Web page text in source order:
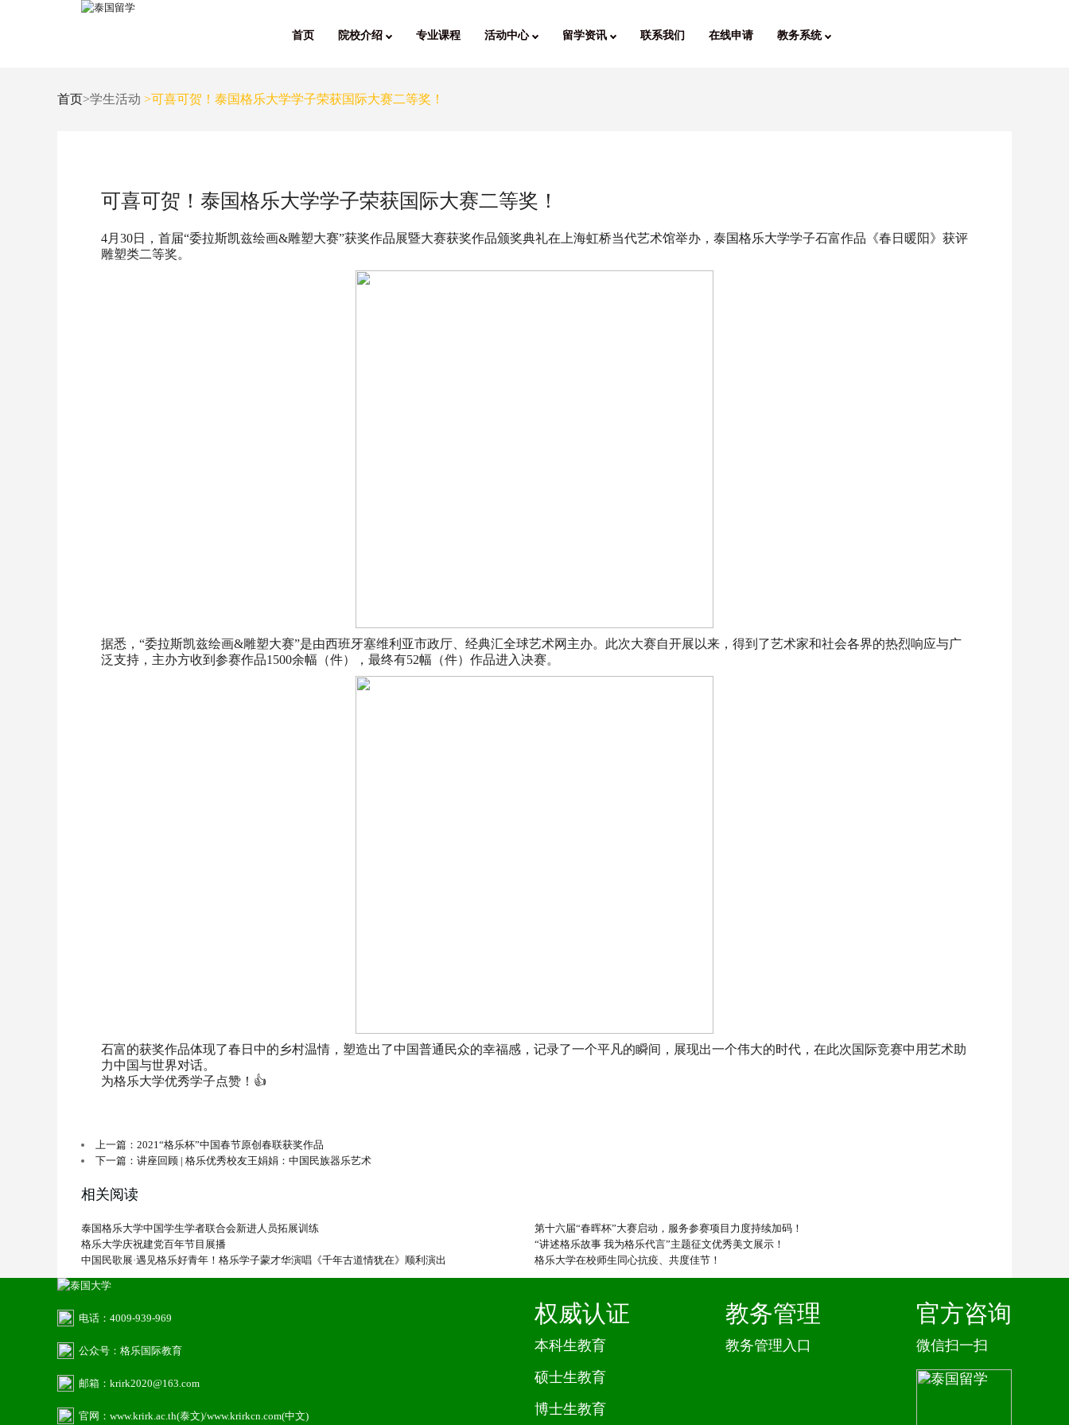
首页 院校介绍 专业课程 活动中心 留学资讯 联系我们 在线申请 教务系统
首页>学生活动 >可喜可贺！泰国格乐大学学子荣获国际大赛二等奖！
可喜可贺！泰国格乐大学学子荣获国际大赛二等奖！
4月30日，首届“委拉斯凯兹绘画&雕塑大赛”获奖作品展暨大赛获奖作品颁奖典礼在上海虹桥当代艺术馆举办， 泰国格乐大学学子石富作品《春日暖阳》获评
雕塑类二等奖。
据悉，“委拉斯凯兹绘画&雕塑大赛”是由西班牙塞维利亚市政厅、经典汇全球艺术网主办。此次大赛自开展以来，得到了艺术家和社会各界的热烈响应与广
泛支持，主办方收到参赛作品1500余幅（件），最终有52幅（件）作品进入决赛。
石富的获奖作品体现了春日中的乡村温情，塑造出了中国普通民众的幸福感，记录了一个平凡的瞬间，展现出一个伟大的时代，在此次国际竞赛中用艺术助
力中国与世界对话。
为格乐大学优秀学子点赞！👍
上一篇：2021“格乐杯”中国春节原创春联获奖作品
下一篇：讲座回顾 | 格乐优秀校友王娟娟：中国民族器乐艺术
相关阅读
泰国格乐大学中国学生学者联合会新进人员拓展训练
第十六届“春晖杯”大赛启动，服务参赛项目力度持续加码！
格乐大学庆祝建党百年节目展播
“讲述格乐故事 我为格乐代言”主题征文优秀美文展示！
中国民歌展·遇见格乐好青年！格乐学子蒙才华演唱《千年古道情犹在》顺利演出
格乐大学在校师生同心抗疫、共度佳节！
电话：4009-939-969
公众号：格乐国际教育
邮箱：krirk2020@163.com
官网：www.krirk.ac.th(泰文)/www.krirkcn.com(中文)
权威认证
本科生教育
硕士生教育
博士生教育
教务管理
教务管理入口
官方咨询
微信扫一扫